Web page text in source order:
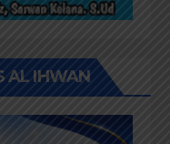
AL IHWAN